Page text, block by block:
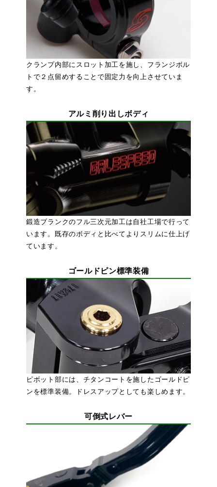
クランプ内部にスロット加工を施し、フランジボル
トで２点留めすることで固定力を向上させていま
す。
アルミ削り出しボディ
鍛造ブランクのフル三次元加工は自社工場で行って
います。既存のボディと比べてよりスリムに仕上げ
ています。
ゴールドピン標準装備
ピボット部には、チタンコートを施したゴールドピ
ンを標準装備。ドレスアップとしても楽しめます。
可倒式レバー